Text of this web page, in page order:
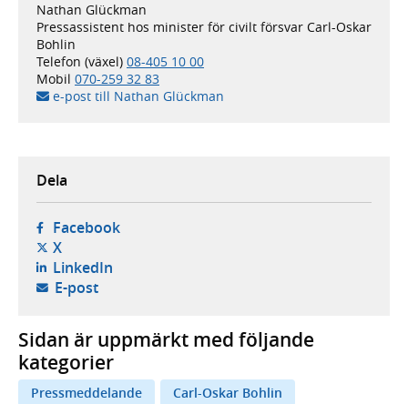
Nathan Glückman
Pressassistent hos minister för civilt försvar Carl-Oskar
Bohlin
Telefon (växel) 08-405 10 00
Mobil 070-259 32 83
e-post till Nathan Glückman
Dela
Facebook- öppnas i ny flik, extern webbplats,
X- öppnas i ny flik, extern webbplats,
LinkedIn- öppnas i ny flik, extern webbplats,
E-post- öppnar din e-postklient,
Sidan är uppmärkt med följande
kategorier
Pressmeddelande
Carl-Oskar Bohlin